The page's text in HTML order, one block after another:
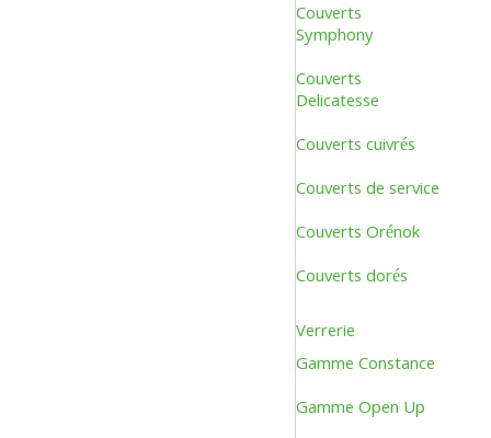
Couverts
Symphony
Couverts
Delicatesse
Couverts cuivrés
Couverts de service
Couverts Orénok
Couverts dorés
Verrerie
Gamme Constance
Gamme Open Up